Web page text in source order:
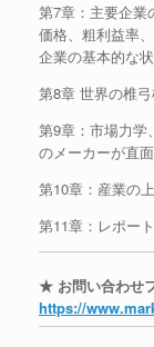
第7章：主要企業
価格、粗利益率
企業の基本的な
第8章 世界の椎
第9章：市場力学
のメーカーが直
第10章：産業の
第11章：レポー
★ お問い合わせ
https://